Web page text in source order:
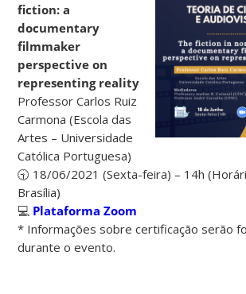
fiction:a
documentary
filmmaker
perspective on
representing reality
Professor Carlos Ruiz
Carmona(Escola das
Artes – Universidade
Católica Portuguesa)
🕤 18/06/2021 (Sexta-feira) – 14h
Brasília)
💻 Plataforma Zoom
* Informações sobre certificação serão
durante o evento.